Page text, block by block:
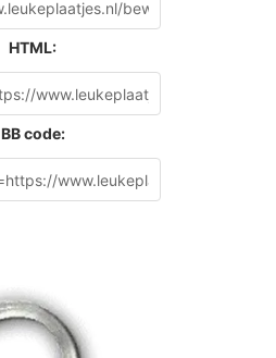
HTML:
BB code: